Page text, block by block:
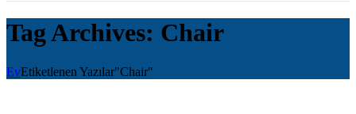
Tag Archives: Chair
EvEtiketlenen Yazılar"Chair"